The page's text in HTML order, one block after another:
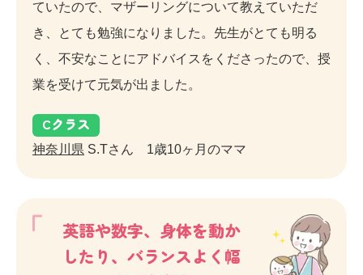
ていたので、マザーリングについて教えていただ
き、とても勉強になりました。先生がとても明る
く、不安なことにアドバイスをくださったので、授
業を受けて元気が出ました。
Cクラス
神奈川県 S.Tさん 1歳10ヶ月のママ
英語や数字、身体を動か
したり、バランスよく幅